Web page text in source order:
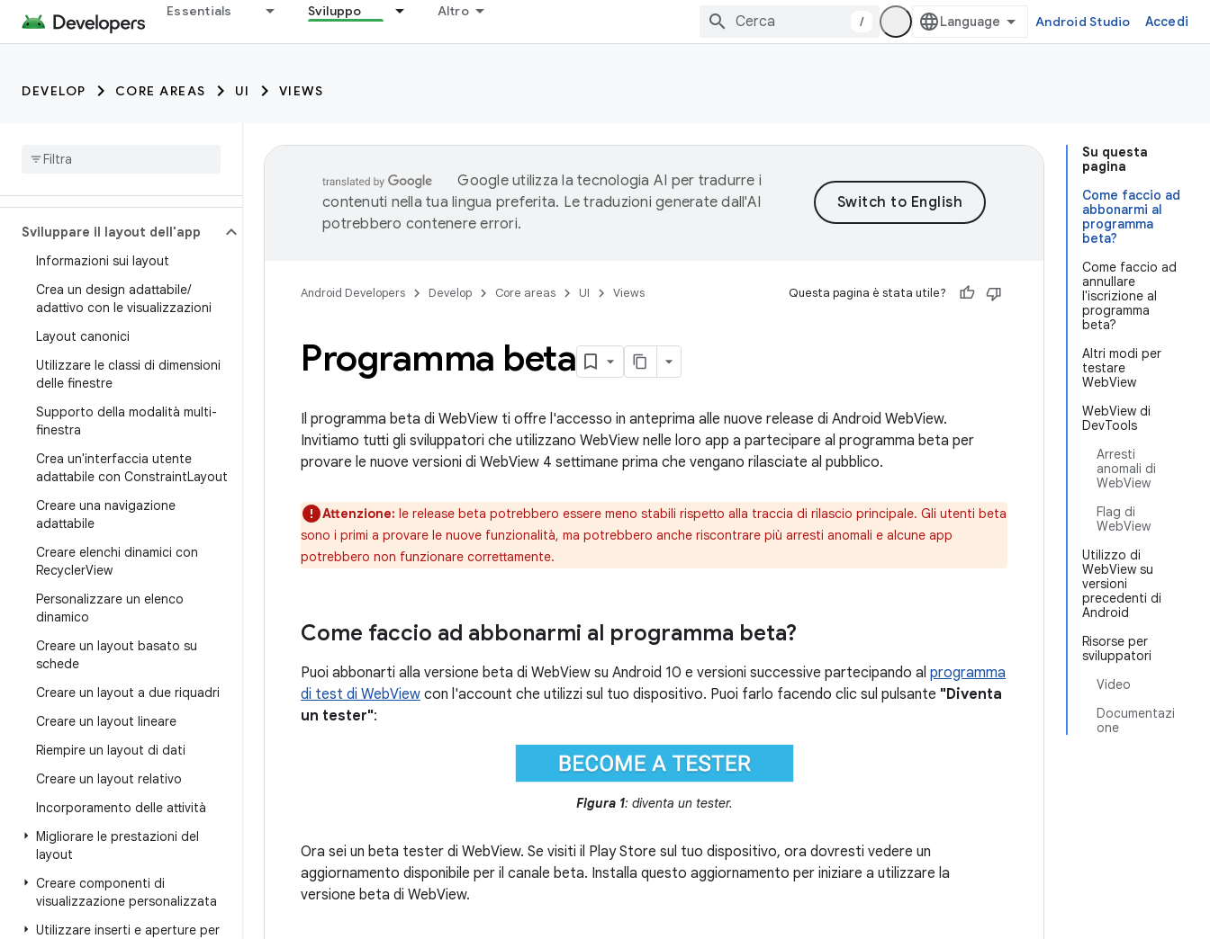
Essentials Sviluppo Altro
/ Android Studio Accedi
DEVELOP CORE AREAS UI VIEWS
Sviluppare il layout dell'app
Informazioni sui layout
Crea un design adattabile/
adattivo con le visualizzazioni
Layout canonici
Utilizzare le classi di dimensioni
delle finestre
Supporto della modalità multi-
finestra
Crea un'interfaccia utente
adattabile con ConstraintLayout
Creare una navigazione
adattabile
Creare elenchi dinamici con
RecyclerView
Personalizzare un elenco
dinamico
Creare un layout basato su
schede
Creare un layout a due riquadri
Creare un layout lineare
Riempire un layout di dati
Creare un layout relativo
Incorporamento delle attività
Migliorare le prestazioni del
layout
Creare componenti di
visualizzazione personalizzata
Utilizzare inserti e aperture per
Su questa
pagina
Come faccio ad
abbonarmi al
programma
beta?
Come faccio ad
annullare
l'iscrizione al
programma
beta?
Altri modi per
testare
WebView
WebView di
DevTools
Arresti
anomali di
WebView
Flag di
WebView
Utilizzo di
WebView su
versioni
precedenti di
Android
Risorse per
sviluppatori
Video
Documentazi
one
Google utilizza la tecnologia AI per tradurre i
contenuti nella tua lingua preferita. Le traduzioni generate dall'AI
potrebbero contenere errori.
Android Developers Develop Core areas UI Views Questa pagina è stata utile?
Programma beta
Il programma beta di WebView ti offre l'accesso in anteprima alle nuove release di Android WebView.
Invitiamo tutti gli sviluppatori che utilizzano WebView nelle loro app a partecipare al programma beta per
provare le nuove versioni di WebView 4 settimane prima che vengano rilasciate al pubblico.
Attenzione: le release beta potrebbero essere meno stabili rispetto alla traccia di rilascio principale. Gli utenti beta
sono i primi a provare le nuove funzionalità, ma potrebbero anche riscontrare più arresti anomali e alcune app
potrebbero non funzionare correttamente.
Come faccio ad abbonarmi al programma beta?
Puoi abbonarti alla versione beta di WebView su Android 10 e versioni successive partecipando al programma
di test di WebView con l'account che utilizzi sul tuo dispositivo. Puoi farlo facendo clic sul pulsante "Diventa
un tester":
Figura 1: diventa un tester.
Ora sei un beta tester di WebView. Se visiti il Play Store sul tuo dispositivo, ora dovresti vedere un
aggiornamento disponibile per il canale beta. Installa questo aggiornamento per iniziare a utilizzare la
versione beta di WebView.